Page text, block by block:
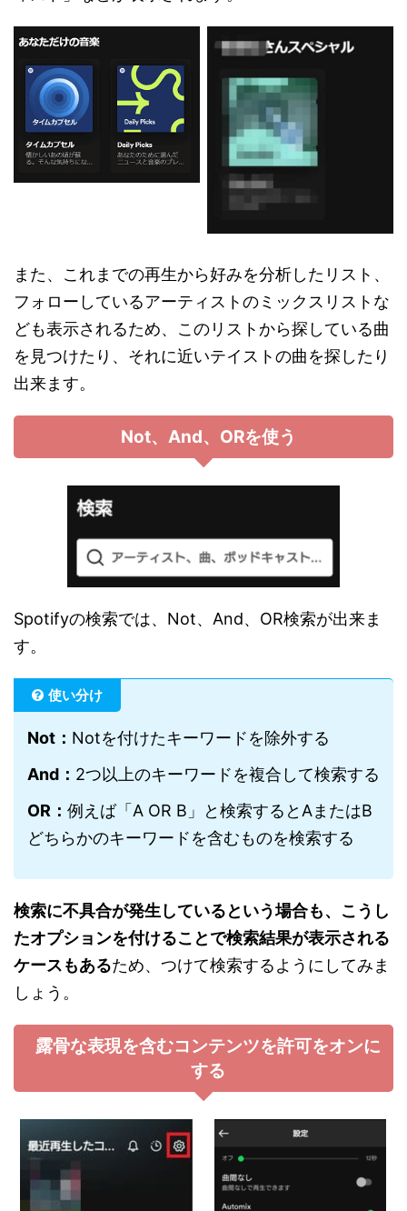
また、これまでの再生から好みを分析したリスト、
フォローしているアーティストのミックスリストな
ども表示されるため、このリストから探している曲
を見つけたり、それに近いテイストの曲を探したり
出来ます。
Not、And、ORを使う
Spotifyの検索では、Not、And、OR検索が出来ま
す。
使い分け
Not： Notを付けたキーワードを除外する
And： 2つ以上のキーワードを複合して検索する
OR： 例えば「A OR B」と検索するとAまたはB
どちらかのキーワードを含むものを検索する
検索に不具合が発生しているという場合も、こうし
たオプションを付けることで検索結果が表示される
ケースもあるため、つけて検索するようにしてみま
しょう。
露骨な表現を含むコンテンツを許可をオンに
する